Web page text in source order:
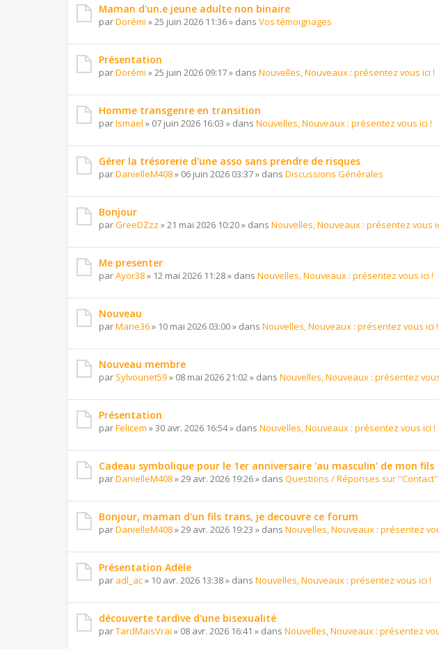
Maman d'un.e jeune adulte non binaire
parDorémi »25 juin 2026 11:36» dans Vos témoignages
Présentation
parDorémi »25 juin 2026 09:17» dans Nouvelles, Nouveaux : présentez vous ici !
Homme transgenre en transition
parIsmael » 07 juin 2026 16:03 » dans Nouvelles, Nouveaux : présentez vous ici !
Gérer la trésorerie d'une asso sans prendre de risques
parDanielleM408» 06 juin 2026 03:37» dans Discussions Générales
Bonjour
parGreeDZzz »21 mai 2026 10:20» dans Nouvelles, Nouveaux : présentez vous
Me presenter
parAyor38» 12 mai 2026 11:28» dans Nouvelles, Nouveaux : présentez vous ici !
Nouveau
parMarie36» 10 mai 2026 03:00» dans Nouvelles, Nouveaux : présentez vous ici !
Nouveau membre
par Sylvounet59» 08 mai 2026 21:02 » dans Nouvelles, Nouveaux : présentez
Présentation
parFelicem »30 avr. 2026 16:54» dans Nouvelles, Nouveaux : présentez vous ici !
Cadeau symbolique pour le 1er anniversaire 'au masculin' de mon fils
parDanielleM408»29 avr. 2026 19:26» dans Questions / Réponses sur ''Contact''
Bonjour, maman d'un fils trans, je decouvre ce forum
parDanielleM408»29 avr. 2026 19:23 » dans Nouvelles, Nouveaux : présentez
Présentation Adèle
par adl_ac» 10 avr. 2026 13:38» dans Nouvelles, Nouveaux : présentez vous ici !
découverte tardive d'une bisexualité
parTardMaisVrai » 08 avr. 2026 16:41 » dans Nouvelles, Nouveaux : présentez